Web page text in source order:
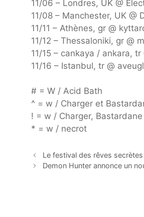
11/06 – Londres, UK @
11/08 – Manchester, UK @
11/11 – Athènes, gr @
11/12 – Thessaloniki, gr @
11/15 – cankaya / ankara,
11/16 – Istanbul, tr @
# = W / Acid Bath
^ = w / Charger et
! = w / Charger,
* = w / necrot
Le festival des rêves
Demon Hunter annonce un